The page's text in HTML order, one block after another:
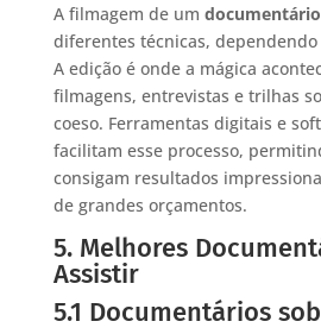
A filmagem de um documentário
diferentes técnicas,
A edição é onde a mágica
filmagens, entrevistas e trilhas
coeso. Ferramentas digitais e
facilitam esse processo,
consigam resultados
de grandes orçamentos.
5. Melhores
Assistir
5.1 Documentários